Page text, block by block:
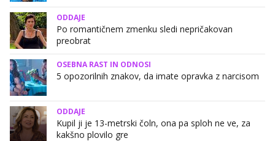
ODDAJE
Po romantičnem zmenku sledi nepričakovan
preobrat
OSEBNA RAST IN ODNOSI
5 opozorilnih znakov, da imate opravka z narcisom
ODDAJE
Kupil ji je 13-metrski čoln, ona pa sploh ne ve, za
kakšno plovilo gre